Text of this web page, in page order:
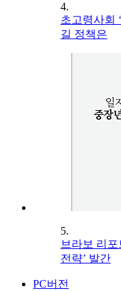
4.
초고령사회
길 정책은
5.
브라보 리포
전략’ 발간
PC버전